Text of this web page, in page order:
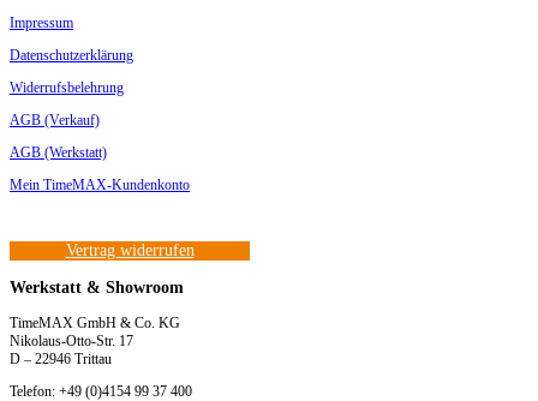
Impressum
Datenschutzerklärung
Widerrufsbelehrung
AGB (Verkauf)
AGB (Werkstatt)
Mein TimeMAX-Kundenkonto
Vertrag widerrufen
Werkstatt & Showroom
TimeMAX GmbH & Co. KG
Nikolaus-Otto-Str. 17
D – 22946 Trittau
Telefon: +49 (0)4154 99 37 400